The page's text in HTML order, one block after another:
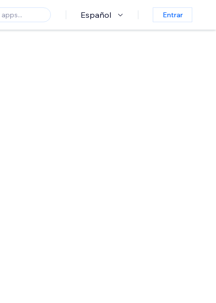
Español Entrar